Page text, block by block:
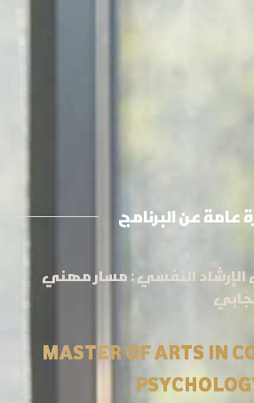
عامة عن البرنامج
الإرشاد النفسي : مسار مهني
MASTER OF ARTS IN